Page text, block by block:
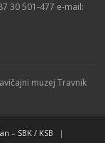
30 501-477 e-mail:
muzej Travnik
– SBK / KSB